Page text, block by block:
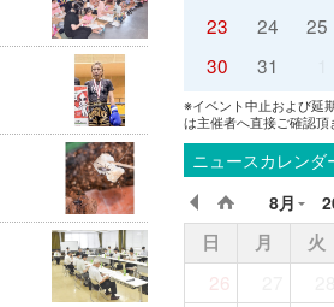
23
24 25
30
31
※イベント中止および延
は主催者へ直接ご確認頂
ニュースカレンダ
8月
日 月 火
26